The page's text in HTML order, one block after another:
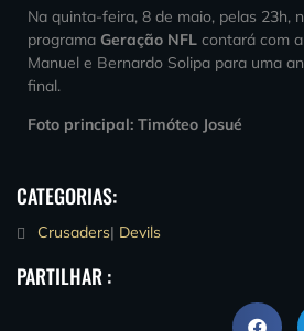
Na quinta-feira, 8 de maio, pelas 23h,
programa Geração NFL contará com
Manuel e Bernardo Solipa para uma
final.
Foto principal: Timóteo Josué
CATEGORIAS:
Crusaders| Devils
PARTILHAR :